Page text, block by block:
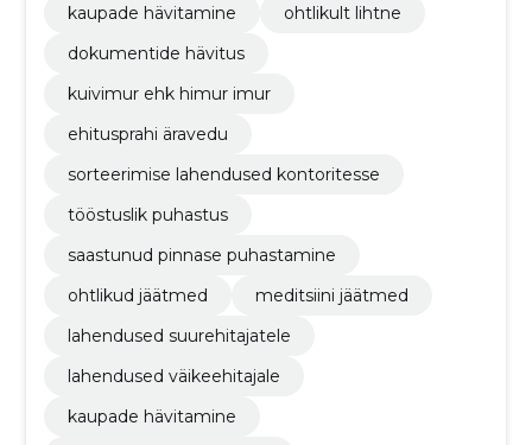
kaupade hävitamine
ohtlikult lihtne
dokumentide hävitus
kuivimur ehk himur imur
ehitusprahi äravedu
sorteerimise lahendused kontoritesse
tööstuslik puhastus
saastunud pinnase puhastamine
ohtlikud jäätmed
meditsiini jäätmed
lahendused suurehitajatele
lahendused väikeehitajale
kaupade hävitamine